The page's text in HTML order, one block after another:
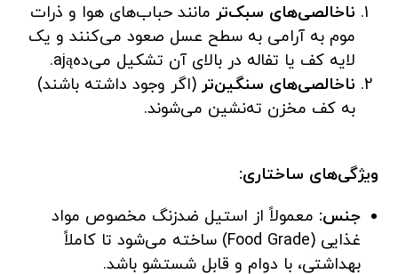
ناخالصی‌های سبک‌تر مانند حباب‌های هوا و ذرات
موم به آرامی به سطح عسل صعود می‌کنند و یک
لایه کف یا تفاله در بالای آن تشکیل می‌دهają.
ناخالصی‌های سنگین‌تر (اگر وجود داشته باشند)
به کف مخزن ته‌نشین می‌شوند.
ویژگی‌های ساختاری:
جنس: معمولاً از استیل ضدزنگ مخصوص مواد
غذایی (Food Grade) ساخته می‌شود تا کاملاً
بهداشتی، با دوام و قابل شستشو باشد.